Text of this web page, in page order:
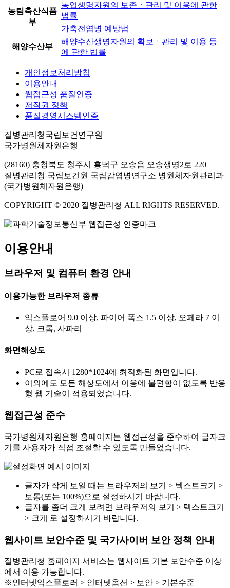
농림축산식품
부
농업생명자원의 보존ㆍ관리 및 이용에 관한
법률
가축전염병 예방법
해양수산부
해양수산생명자원의 확보ㆍ관리 및 이용 등
에 관한 법률
개인정보처리방침
이용안내
웹접근성 품질인증
저작권 정책
품질경영시스템인증
질병관리청국립보건연구원
국가병원체자원은행
(28160) 충청북도 청주시 흥덕구 오송읍 오송생명2로 220
질병관리청 국립보건원 국립감염병연구소 병원체자원관리과
(국가병원체자원은행)
COPYRIGHT © 2020 질병관리청 ALL RIGHTS RESERVED.
이용안내
브라우저 및 컴퓨터 환경 안내
이용가능한 브라우저 종류
익스플로어 9.0 이상, 파이어 폭스 1.5 이상, 오페라 7 이
상, 크롬, 사파리
화면해상도
PC로 접속시 1280*1024에 최적화된 화면입니다.
이외에도 모든 해상도에서 이용에 불편함이 없도록 반응
형 웹 기술이 적용되었습니다.
웹접근성 준수
국가병원체자원은행 홈페이지는 웹접근성을 준수하여 글자크
기를 사용자가 직접 조절할 수 있도록 만들었습니다.
글자가 작게 보일 때는 브라우저의 보기 > 텍스트크기 >
보통(또는 100%)으로 설정하시기 바랍니다.
글자를 좀더 크게 보려면 브라우저의 보기 > 텍스트크기
> 크게 로 설정하시기 바랍니다.
웹사이트 보안수준 및 국가사이버 보안 정책 안내
질병관리청 홈페이지 서비스는 웹사이트 기본 보안수준 이상
에서 이용 가능합니다.
※인터넷익스플로러 > 인터넷옵션 > 보안 > 기본수준